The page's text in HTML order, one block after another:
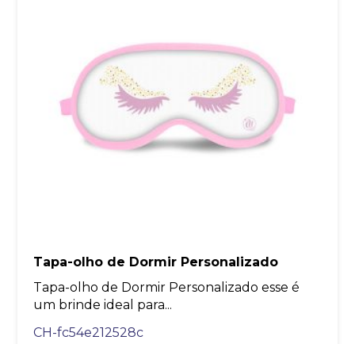
Tapa-olho de Dormir Personalizado
Tapa-olho de Dormir Personalizado esse é
um brinde ideal para...
CH-fc54e212528c